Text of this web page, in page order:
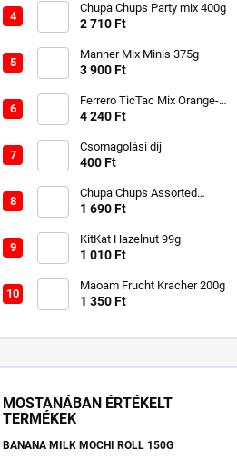
Chupa Chups Party mix 400g
2 710 Ft
Manner Mix Minis 375g
3 900 Ft
Ferrero TicTac Mix Orange-
Mint 255g
4 240 Ft
Csomagolási díj
400 Ft
Chupa Chups Assorted
Flavour Freeze Pops 540 ml
1 690 Ft
KitKat Hazelnut 99g
1 010 Ft
Maoam Frucht Kracher 200g
1 350 Ft
MOSTANÁBAN ÉRTÉKELT
TERMÉKEK
BANANA MILK MOCHI ROLL 150G